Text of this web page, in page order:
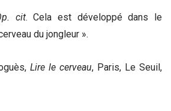
cit. Cela est développé dans le
du jongleur ».
Lire le cerveau, Paris, Le Seuil,